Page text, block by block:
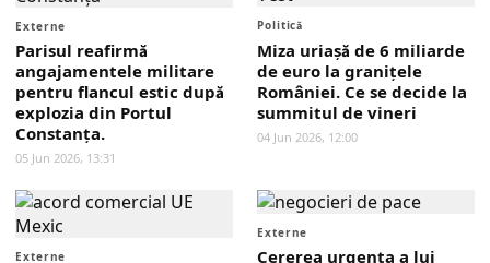
Externe
Parisul reafirmă
angajamentele militare
pentru flancul estic după
explozia din Portul
Constanța.
05 Jun 2026, 13:31
Politică
Miza uriașă de 6 miliarde
de euro la granițele
României. Ce se decide la
summitul de vineri
04 Jun 2026, 12:00
Externe
Externe
Cererea urgenta a lui